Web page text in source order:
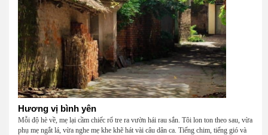
Hương vị bình yên
Mỗi độ hè về, mẹ lại cầm chiếc rổ tre ra vườn hái rau sắn. Tôi lon ton theo sau, vừa
phụ mẹ ngắt lá, vừa nghe mẹ khe khẽ hát vài câu dân ca. Tiếng chim, tiếng gió và